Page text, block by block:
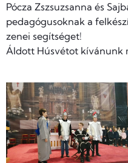
Pócza Zszsuzsanna és
pedagógusoknak a
zenei segítséget!
Áldott Húsvétot kívánunk